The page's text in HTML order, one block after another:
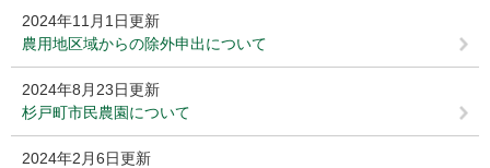
2024年11月1日更新
農用地区域からの除外申出について
2024年8月23日更新
杉戸町市民農園について
2024年2月6日更新